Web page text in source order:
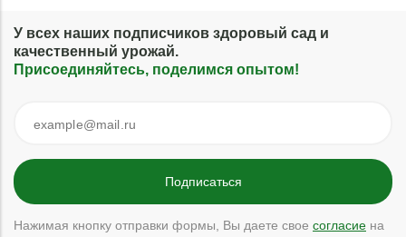
У всех наших подписчиков здоровый сад и
качественный урожай.
Присоединяйтесь, поделимся опытом!
Нажимая кнопку отправки формы, Вы даете свое согласие на